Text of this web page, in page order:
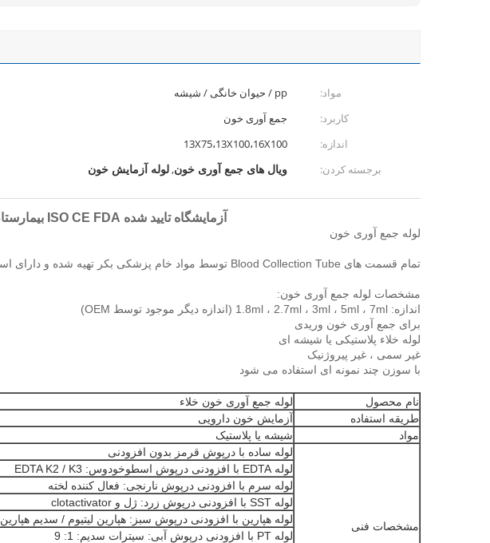
مواد: pp / حیوان خانگی / شیشه
کاربرد:
جمع آوری خون
اندازه:
13X75،13X100،16X100
برجسته کردن:
ویال های جمع آوری خون,لوله آزمایش خون
آزمایشگاه تایید شده ISO CE FDA بیمارستان از لوله آزمایش خون خلاء یکبار مصرف پزشکی استفاده کرد
لوله جمع آوری خون
تمام قسمت های Blood Collection Tube توسط مواد خام پزشکی بکر تهیه شده و دارای استریل ، عاری از پیروژن و سمی است.
مشخصات لوله جمع آوری خون:
اندازه: 1.8ml ، 2.7ml ، 3ml ، 5ml ، 7ml (اندازه دیگر موجود توسط OEM)
برای جمع آوری خون وریدی
لوله خلاء پلاستیکی یا شیشه ای
غیر سمی ، غیر پیروژنیک
با سوزن چند نمونه ای استفاده می شود
نام محصول
لوله جمع آوری خون خلاء
طریقه استفاده
آزمایش خون دارویی
مواد
شیشه یا پلاستیک
مشخصات فنی
لوله ساده با درپوش قرمز بدون افزودنی
لوله EDTA با افزودنی درپوش اسطوخودوس: EDTA K2 / K3
لوله سرم با افزودنی درپوش نارنجی: فعال کننده لخته
لوله SST با افزودنی درپوش زرد: ژل و clotactivator
لوله هپارین با افزودنی درپوش سبز: هپارین لیتیوم / سدیم هپارین
لوله PT با افزودنی درپوش آبی: سیترات سدیم: 1: 9